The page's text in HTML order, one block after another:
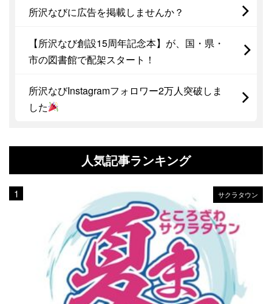
所沢なびに広告を掲載しませんか？
【所沢なび創設15周年記念本】が、国・県・
市の図書館で配架スタート！
所沢なびInstagramフォロワー2万人突破しま
した
人気記事ランキング
サクラタウン